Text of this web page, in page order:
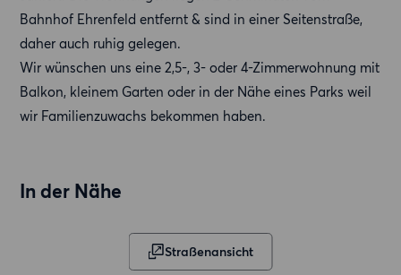
Bahnhof Ehrenfeld entfernt & sind in einer Seitenstraße,
daher auch ruhig gelegen.
Wir wünschen uns eine 2,5-, 3- oder 4-Zimmerwohnung mit
Balkon, kleinem Garten oder in der Nähe eines Parks weil
wir Familienzuwachs bekommen haben.
In der Nähe
Straßenansicht